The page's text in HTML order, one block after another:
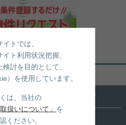
トップへ戻る
買も賃貸も全店で承ります
根津店
イトでは、
ト利用状況把握、
討を目的として、
）を使用しています。
は、当社の
扱いについて」 を
ください。